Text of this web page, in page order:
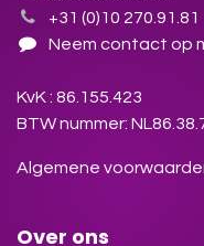
+31 (0)10 270.91.81
Neem contact op
KvK : 86.155.423
BTW nummer:
Algemene
Over ons